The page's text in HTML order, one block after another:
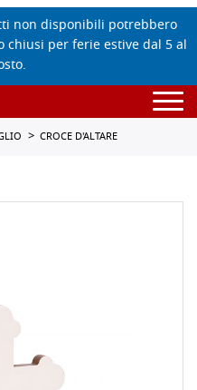
non disponibili potrebbero
per ferie estive dal 5 al
CROCE D'ALTARE